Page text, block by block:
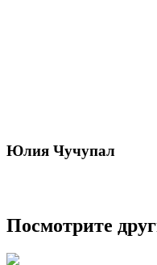
Юлия Чучупал
Посмотрите